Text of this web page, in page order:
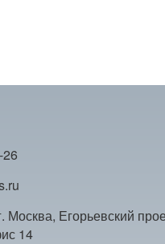
Егорьевский
14